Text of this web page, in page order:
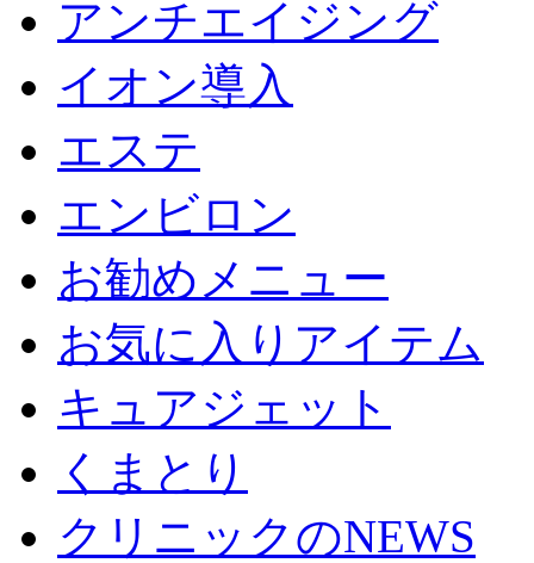
アンチエイジング
イオン導入
エステ
エンビロン
お勧めメニュー
お気に入りアイテム
キュアジェット
くまとり
クリニックのNEWS